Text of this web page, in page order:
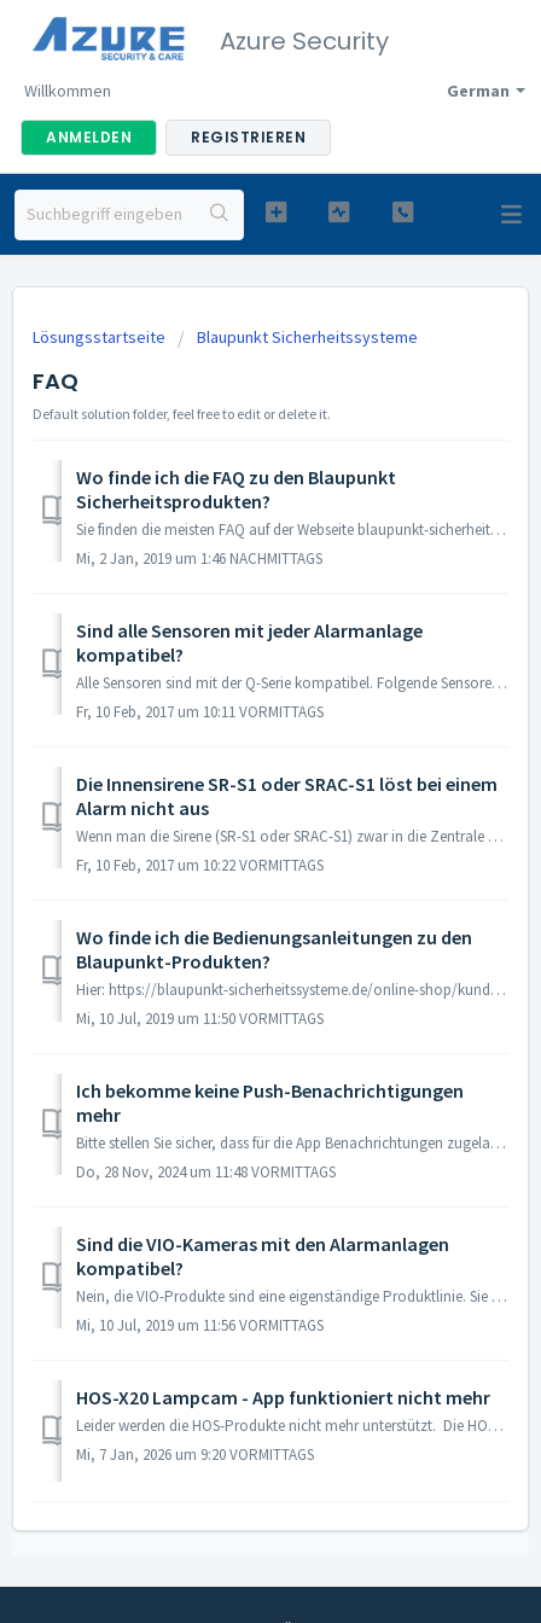
Azure Security
German
Willkommen
ANMELDEN REGISTRIEREN
Lösungsstartseite Blaupunkt Sicherheitssysteme
FAQ
Default solution folder, feel free to edit or delete it.
Wo finde ich die FAQ zu den Blaupunkt
Sicherheitsprodukten?
Sie finden die meisten FAQ auf der Webseite blaupunkt-sicherheitssysteme.de: https://blaupunkt-sicherheitssysteme.de/online-shop/kundenservice/faq-haeu...
Mi, 2 Jan, 2019 um 1:46 NACHMITTAGS
Sind alle Sensoren mit jeder Alarmanlage
kompatibel?
Alle Sensoren sind mit der Q-Serie kompatibel. Folgende Sensoren sind jedoch nur mit der Q-Serie und nicht mit der SA-Serie kompatibel: Bewegungsmelder ...
Fr, 10 Feb, 2017 um 10:11 VORMITTAGS
Die Innensirene SR-S1 oder SRAC-S1 löst bei einem
Alarm nicht aus
Wenn man die Sirene (SR-S1 oder SRAC-S1) zwar in die Zentrale einlernen kann, aber sie nicht auslöst (das merkt man schon daran, dass sie keine Quittungstön...
Fr, 10 Feb, 2017 um 10:22 VORMITTAGS
Wo finde ich die Bedienungsanleitungen zu den
Blaupunkt-Produkten?
Hier: https://blaupunkt-sicherheitssysteme.de/online-shop/kundenservice/bedienungsanleitungen/
Mi, 10 Jul, 2019 um 11:50 VORMITTAGS
Ich bekomme keine Push-Benachrichtigungen
mehr
Bitte stellen Sie sicher, dass für die App Benachrichtungen zugelassen sind (Einstellungen / Apps / Secure4Home/ Benachrichtigungen / Zugelassen). Sorgen ...
Do, 28 Nov, 2024 um 11:48 VORMITTAGS
Sind die VIO-Kameras mit den Alarmanlagen
kompatibel?
Nein, die VIO-Produkte sind eine eigenständige Produktlinie. Sie sind kompatibel mit der Cam4Home App, mit den Blaupunkt VIO-NVR und der Mulitkamera-Monitor...
Mi, 10 Jul, 2019 um 11:56 VORMITTAGS
HOS-X20 Lampcam - App funktioniert nicht mehr
Leider werden die HOS-Produkte nicht mehr unterstützt. Die HOS-Produkte wurden bis 2020 von der Firma Security Brand Pro GmbH in München vertrieben. Di...
Mi, 7 Jan, 2026 um 9:20 VORMITTAGS